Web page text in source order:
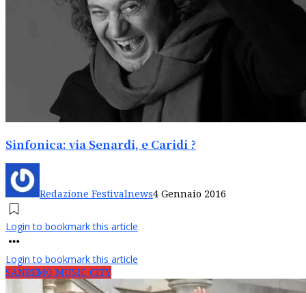
Sinfonica: via Senardi, e Caridi ?
Redazione Festivalnews4 Gennaio 2016
Login to bookmark this article
Login to bookmark this article
SANREMO MUSIC CITY